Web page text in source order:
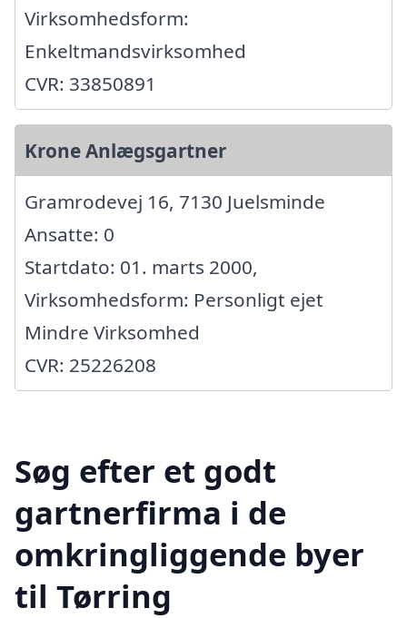
Virksomhedsform:
Enkeltmandsvirksomhed
CVR: 33850891
Krone Anlægsgartner
Gramrodevej 16, 7130 Juelsminde
Ansatte: 0
Startdato: 01. marts 2000,
Virksomhedsform: Personligt ejet
Mindre Virksomhed
CVR: 25226208
Søg efter et godt
gartnerfirma i de
omkringliggende byer
til Tørring